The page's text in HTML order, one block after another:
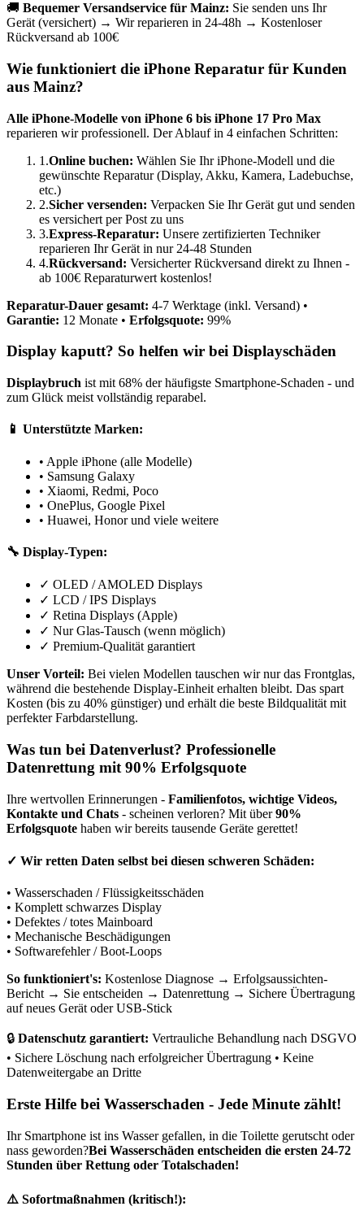
🚚 Bequemer Versandservice für Mainz: Sie senden uns Ihr
Gerät (versichert) → Wir reparieren in 24-48h → Kostenloser
Rückversand ab 100€
Wie funktioniert die iPhone Reparatur für Kunden
aus Mainz?
Alle iPhone-Modelle von iPhone 6 bis iPhone 17 Pro Max
reparieren wir professionell. Der Ablauf in 4 einfachen Schritten:
1.Online buchen: Wählen Sie Ihr iPhone-Modell und die
gewünschte Reparatur (Display, Akku, Kamera, Ladebuchse,
etc.)
2.Sicher versenden: Verpacken Sie Ihr Gerät gut und senden
es versichert per Post zu uns
3.Express-Reparatur: Unsere zertifizierten Techniker
reparieren Ihr Gerät in nur 24-48 Stunden
4.Rückversand: Versicherter Rückversand direkt zu Ihnen -
ab 100€ Reparaturwert kostenlos!
Reparatur-Dauer gesamt: 4-7 Werktage (inkl. Versand) •
Garantie: 12 Monate • Erfolgsquote: 99%
Display kaputt? So helfen wir bei Displayschäden
Displaybruch ist mit 68% der häufigste Smartphone-Schaden - und
zum Glück meist vollständig reparabel.
📱 Unterstützte Marken:
• Apple iPhone (alle Modelle)
• Samsung Galaxy
• Xiaomi, Redmi, Poco
• OnePlus, Google Pixel
• Huawei, Honor und viele weitere
🔧 Display-Typen:
✓ OLED / AMOLED Displays
✓ LCD / IPS Displays
✓ Retina Displays (Apple)
✓ Nur Glas-Tausch (wenn möglich)
✓ Premium-Qualität garantiert
Unser Vorteil: Bei vielen Modellen tauschen wir nur das Frontglas,
während die bestehende Display-Einheit erhalten bleibt. Das spart
Kosten (bis zu 40% günstiger) und erhält die beste Bildqualität mit
perfekter Farbdarstellung.
Was tun bei Datenverlust? Professionelle
Datenrettung mit 90% Erfolgsquote
Ihre wertvollen Erinnerungen - Familienfotos, wichtige Videos,
Kontakte und Chats - scheinen verloren? Mit über90%
Erfolgsquote haben wir bereits tausende Geräte gerettet!
✓ Wir retten Daten selbst bei diesen schweren Schäden:
• Wasserschaden / Flüssigkeitsschäden
• Komplett schwarzes Display
• Defektes / totes Mainboard
• Mechanische Beschädigungen
• Softwarefehler / Boot-Loops
So funktioniert's: Kostenlose Diagnose → Erfolgsaussichten-
Bericht → Sie entscheiden → Datenrettung → Sichere Übertragung
auf neues Gerät oder USB-Stick
🔒 Datenschutz garantiert: Vertrauliche Behandlung nach DSGVO
• Sichere Löschung nach erfolgreicher Übertragung • Keine
Datenweitergabe an Dritte
Erste Hilfe bei Wasserschaden - Jede Minute zählt!
Ihr Smartphone ist ins Wasser gefallen, in die Toilette gerutscht oder
nass geworden?Bei Wasserschäden entscheiden die ersten 24-72
Stunden über Rettung oder Totalschaden!
⚠️ Sofortmaßnahmen (kritisch!):